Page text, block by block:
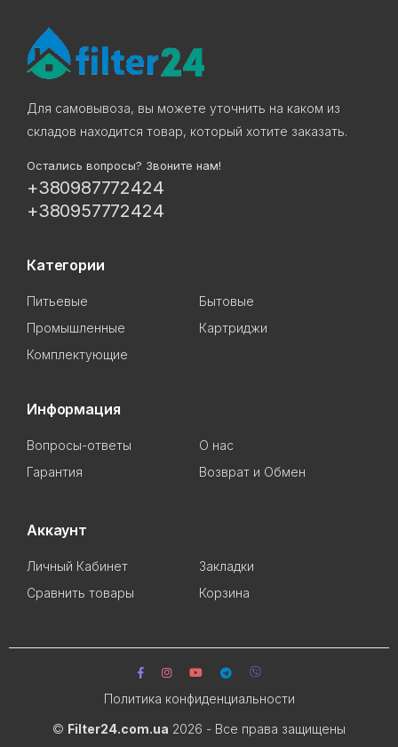
Для самовывоза, вы можете уточнить на каком из
складов находится товар, который хотите заказать.
Остались вопросы? Звоните нам!
+380987772424
+380957772424
Категории
Питьевые
Бытовые
Промышленные
Картриджи
Комплектующие
Информация
Вопросы-ответы
О нас
Гарантия
Возврат и Обмен
Аккаунт
Личный Кабинет
Закладки
Сравнить товары
Корзина
© Filter24.com.ua 2026 - Все права защищены
Политика конфиденциальности